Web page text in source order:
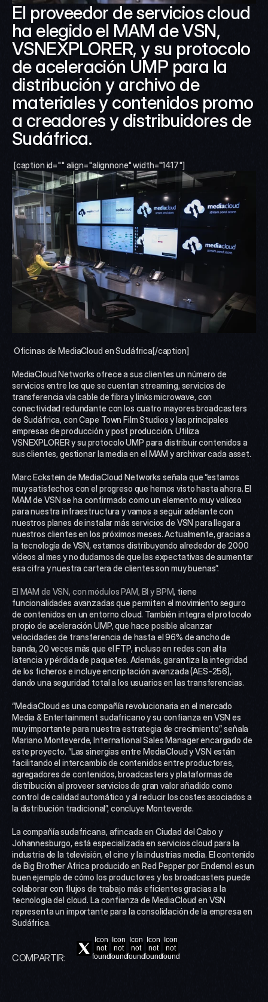
El proveedor de servicios cloud
ha elegido el MAM de VSN,
VSNEXPLORER, y su protocolo
de aceleración UMP para la
distribución y archivo de
materiales y contenidos promo
a creadores y distribuidores de
Sudáfrica.
[caption id="" align="alignnone" width="1417"]
Oficinas de MediaCloud en Sudáfrica[/caption]
MediaCloud Networks ofrece a sus clientes un número de
servicios entre los que se cuentan streaming, servicios de
transferencia vía cable de fibra y links microwave, con
conectividad redundante con los cuatro mayores broadcasters
de Sudáfrica, con Cape Town Film Studios y las principales
empresas de producción y post producción. Utiliza
VSNEXPLORER y su protocolo UMP para distribuir contenidos a
sus clientes, gestionar la media en el MAM y archivar cada asset.
Marc Eckstein de MediaCloud Networks señala que “estamos
muy satisfechos con el progreso que hemos visto hasta ahora. El
MAM de VSN se ha confirmado como un elemento muy valioso
para nuestra infraestructura y vamos a seguir adelante con
nuestros planes de instalar más servicios de VSN para llegar a
nuestros clientes en los próximos meses. Actualmente, gracias a
la tecnología de VSN, estamos distribuyendo alrededor de 2000
vídeos al mes y no dudamos de que las expectativas de aumentar
esa cifra y nuestra cartera de clientes son muy buenas”.
El MAM de VSN, con módulos PAM, BI y BPM, tiene
funcionalidades avanzadas que permiten el movimiento seguro
de contenidos en un entorno cloud. También integra el protocolo
propio de aceleración UMP, que hace posible alcanzar
velocidades de transferencia de hasta el 96% de ancho de
banda, 20 veces más que el FTP, incluso en redes con alta
latencia y pérdida de paquetes. Además, garantiza la integridad
de los ficheros e incluye encriptación avanzada (AES-256),
dando una seguridad total a los usuarios en las transferencias.
“MediaCloud es una compañía revolucionaria en el mercado
Media & Entertainment sudafricano y su confianza en VSN es
muy importante para nuestra estrategia de crecimiento”, señala
Mariano Monteverde, International Sales Manager encargado de
este proyecto. “Las sinergias entre MediaCloud y VSN están
facilitando el intercambio de contenidos entre productores,
agregadores de contenidos, broadcasters y plataformas de
distribución al proveer servicios de gran valor añadido como
control de calidad automático y al reducir los costes asociados a
la distribución tradicional”, concluye Monteverde.
La compañía sudafricana, afincada en Ciudad del Cabo y
Johannesburgo, está especializada en servicios cloud para la
industria de la televisión, el cine y la industrias media. El contenido
de Big Brother Africa producido en Red Pepper por Endemol es un
buen ejemplo de cómo los productores y los broadcasters puede
colaborar con flujos de trabajo más eficientes gracias a la
tecnología del cloud. La confianza de MediaCloud en VSN
representa un importante para la consolidación de la empresa en
Sudáfrica.
COMPARTIR:
Icon
not
found
Icon
not
found
Icon
not
found
Icon
not
found
Icon
not
found